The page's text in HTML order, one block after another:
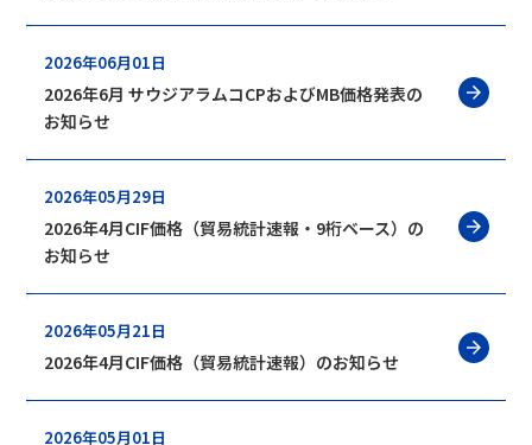
2026年06月01日
2026年6月 サウジアラムコCPおよびMB価格発表の
お知らせ
2026年05月29日
2026年4月CIF価格（貿易統計速報・9桁ベース）の
お知らせ
2026年05月21日
2026年4月CIF価格（貿易統計速報）のお知らせ
2026年05月01日